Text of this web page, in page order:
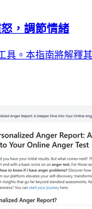
，調節情緒
具。本指南將解釋